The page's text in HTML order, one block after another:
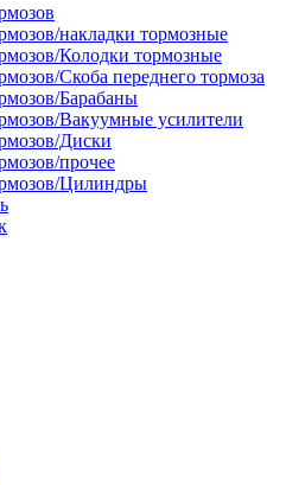
накладки тормозные
Колодки тормозные
Скоба переднего тормоза
Барабаны
Вакуумные усилители
Диски
прочее
Цилиндры